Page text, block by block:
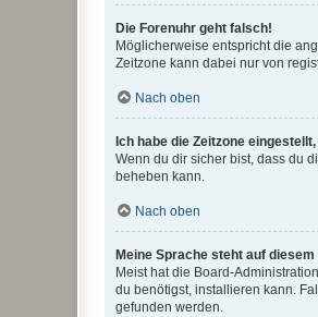
Die Forenuhr geht falsch!
Möglicherweise entspricht die
Zeitzone kann dabei nur von
Nach oben
Ich habe die Zeitzone
Wenn du dir sicher bist, dass du
beheben kann.
Nach oben
Meine Sprache steht auf
Meist hat die Board-
du benötigst, installieren kann.
gefunden werden.